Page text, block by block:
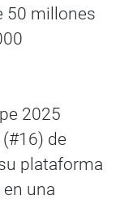
50 millones
2025
de
plataforma
una